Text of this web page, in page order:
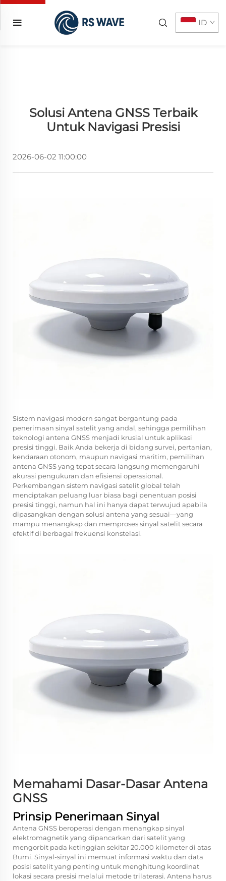
ID
Solusi Antena GNSS Terbaik
Untuk Navigasi Presisi
2026-06-02 11:00:00
Sistem navigasi modern sangat bergantung pada
penerimaan sinyal satelit yang andal, sehingga pemilihan
teknologi antena GNSS menjadi krusial untuk aplikasi
presisi tinggi. Baik Anda bekerja di bidang survei, pertanian,
kendaraan otonom, maupun navigasi maritim, pemilihan
antena GNSS yang tepat secara langsung memengaruhi
akurasi pengukuran dan efisiensi operasional.
Perkembangan sistem navigasi satelit global telah
menciptakan peluang luar biasa bagi penentuan posisi
presisi tinggi, namun hal ini hanya dapat terwujud apabila
dipasangkan dengan solusi antena yang sesuai—yang
mampu menangkap dan memproses sinyal satelit secara
efektif di berbagai frekuensi konstelasi.
Memahami Dasar-Dasar Antena
GNSS
Prinsip Penerimaan Sinyal
Antena GNSS beroperasi dengan menangkap sinyal
elektromagnetik yang dipancarkan dari satelit yang
mengorbit pada ketinggian sekitar 20.000 kilometer di atas
Bumi. Sinyal-sinyal ini memuat informasi waktu dan data
posisi satelit yang penting untuk menghitung koordinat
lokasi secara presisi melalui metode trilaterasi. Antena harus